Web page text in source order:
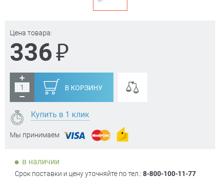
Цена товара:
336₽
В КОРЗИНУ
Купить в 1 клик
Мы принимаем
в наличии
Срок поставки и цену уточняйте по тел.: 8-800-100-11-77